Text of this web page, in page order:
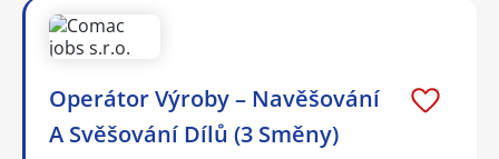
Operátor Výroby – Navěšování
A Svěšování Dílů (3 Směny)